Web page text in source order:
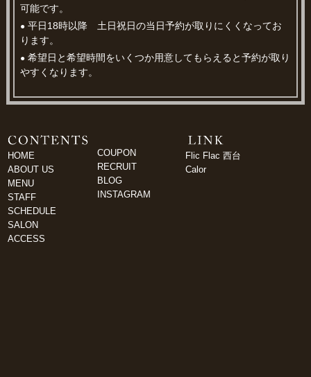
可能です。
● 平日18時以降 土日祝日の当日予約が取りにくくなってお
ります。
● 希望日と希望時間をいくつか用意してもらえると予約が取り
やすくなります。
HOME
ABOUT US
MENU
STAFF
SCHEDULE
SALON
ACCESS
COUPON
RECRUIT
BLOG
INSTAGRAM
Flic Flac 西台
Calor